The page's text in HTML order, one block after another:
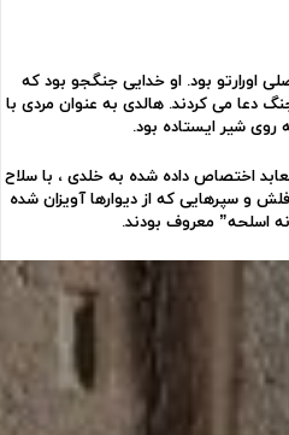
اورارتو بود. او خدایی جنگجو بود که
جنگ دعا می کردند. هالدی به عنوان مردی با
شیر ایستاده بود.
اختصاص داده شده به خلدی ، با سلاح
و سپرهایی که از دیوارها آویزان شده
اسلحه” معروف بودند.